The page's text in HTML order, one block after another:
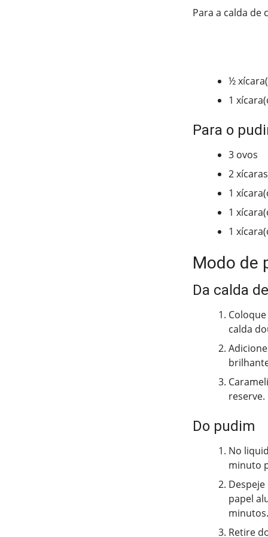
Para a calda de
½
1
Para o
3 ovos
2
1
1
1
Modo de
Da calda
calda
reserve.
Do pudim
No
minuto
papel
minutos.
Retire